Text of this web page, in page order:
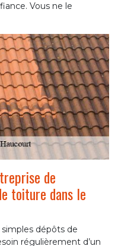
Vous ne le
de
toiture dans le
simples dépôts de
régulièrement d’un